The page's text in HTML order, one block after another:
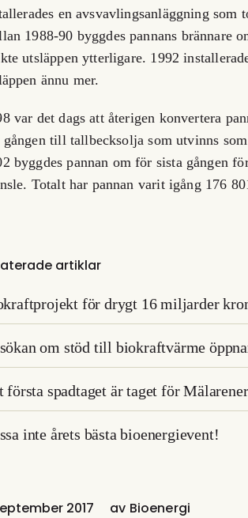
en avsvavlingsanläggning som
1988-90 byggdes pannans brännare
utsläppen ytterligare. 1992
ännu mer.
var det dags att återigen konvertera
gången till tallbecksolja som utvinns
byggdes pannan om för sista gången
Totalt har pannan varit igång 176
artiklar
för drygt 16 miljarder
om stöd till biokraftvärme
första spadtaget är taget för
inte årets bästa bioenergievent!
2017 av Bioenergi